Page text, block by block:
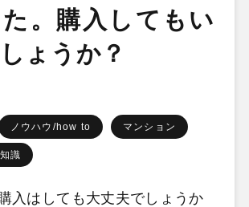
。購入してもい
ょうか？
ノウハウ/how to マンション
知識
入はしても大丈夫でしょうか